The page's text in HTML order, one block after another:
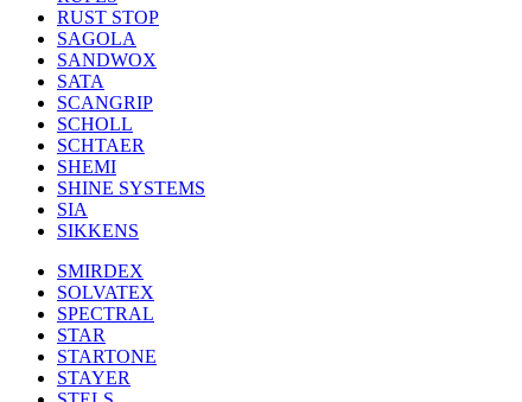
RUST STOP
SAGOLA
SANDWOX
SATA
SCANGRIP
SCHOLL
SCHTAER
SHEMI
SHINE SYSTEMS
SIA
SIKKENS
SMIRDEX
SOLVATEX
SPECTRAL
STAR
STARTONE
STAYER